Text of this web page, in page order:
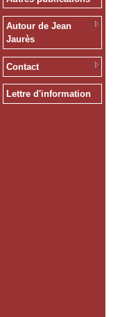
Autour de Jean
Jaurès
Contact
Lettre d'information